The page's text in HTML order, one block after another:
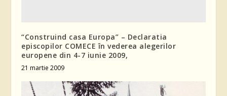
“Construind casa Europa” – Declaratia
episcopilor COMECE în vederea alegerilor
europene din 4-7 iunie 2009,
21 martie 2009